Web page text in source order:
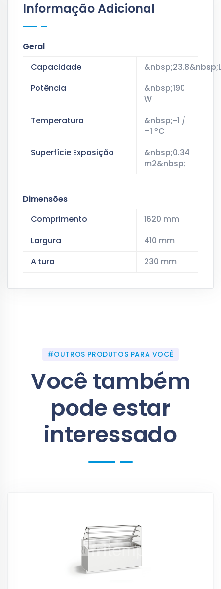
Informação Adicional
Geral
Capacidade
Potência
&nbsp;190
W
Temperatura
&nbsp;-1 /
+1 ºC
Superfície Exposição
&nbsp;0.34
m2&nbsp;
Dimensões
Comprimento
1620 mm
Largura
410 mm
Altura
230 mm
#OUTROS PRODUTOS PARA VOCÊ
Você também
pode estar
interessado